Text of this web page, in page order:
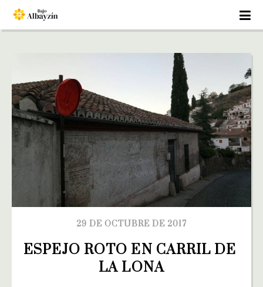
29 DE OCTUBRE DE 2017
ESPEJO ROTO EN CARRIL DE
LA LONA